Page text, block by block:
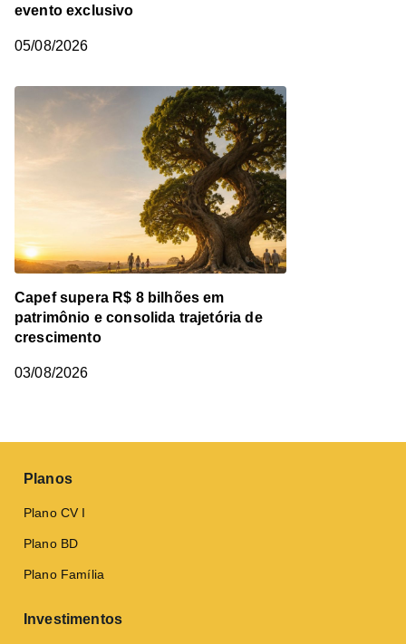
evento exclusivo
05/08/2026
Capef supera R$ 8 bilhões em
patrimônio e consolida trajetória de
crescimento
03/08/2026
Planos
Plano CV I
Plano BD
Plano Família
Investimentos